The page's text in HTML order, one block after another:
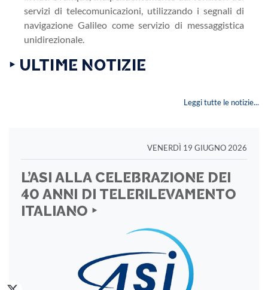
servizi di telecomunicazioni, utilizzando i segnali di
navigazione Galileo come servizio di messaggistica
unidirezionale.
‣ ULTIME NOTIZIE
Leggi tutte le notizie...
VENERDÌ 19 GIUGNO 2026
L’ASI ALLA CELEBRAZIONE DEI
40 ANNI DI TELERILEVAMENTO
ITALIANO ‣